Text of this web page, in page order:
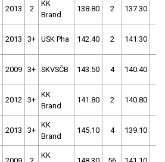
2013 2
KK
Brand
138.80 2 137.30
2013 3+ USK Pha 142.40 2 141.30
2009 3+ SKVSČB 143.50 4 140.40
2012 3+
KK
Brand
141.80 2 140.80
2013 3+
KK
Brand
145.10 4 139.10
KK